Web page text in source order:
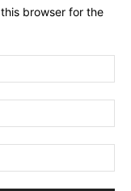
browser for the